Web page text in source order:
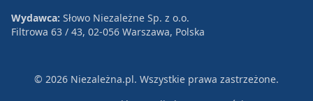
Wydawca: Słowo Niezależne Sp. z o.o.
Filtrowa 63 / 43, 02-056 Warszawa, Polska
© 2026 Niezależna.pl. Wszystkie prawa zastrzeżone.